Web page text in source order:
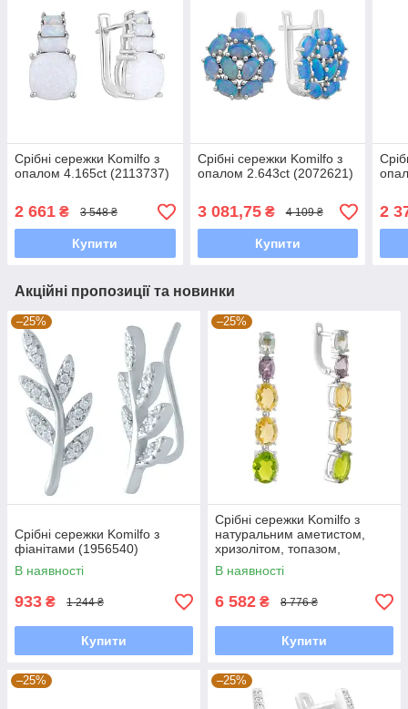
Срібні сережки Komilfo з
опалом 4.165ct (2113737)
2 661 ₴ 3 548 ₴
Купити
Срібні сережки Komilfo з
опалом 2.643ct (2072621)
3 081,75₴ 4 109 ₴
Купити
2
Акційні пропозиції та новинки
–25%
Срібні сережки Komilfo з
фіанітами (1956540)
В наявності
933 ₴ 1 244 ₴
Купити
–25%
Срібні сережки Komilfo з
натуральним аметистом,
хризолітом, топазом,
цитрином (2183259)
В наявності
6 582 ₴ 8 776 ₴
Купити
–25% –25%